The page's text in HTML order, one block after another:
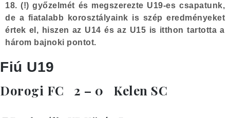
18. (!) győzelmét és megszerezte U19-es csapatunk,
de a fiatalabb korosztályaink is szép eredményeket
értek el, hiszen az U14 és az U15 is itthon tartotta a
három bajnoki pontot.
Fiú U19
Dorogi FC 2 – 0 Kelen SC